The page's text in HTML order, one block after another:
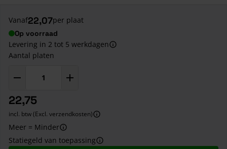
Vanaf22,07per plaat
Op voorraad
Levering in 2 tot 5 werkdagen
Aantal platen
22,75
incl. btw (Excl. verzendkosten)
Meer = Minder
Statiegeld van toepassing